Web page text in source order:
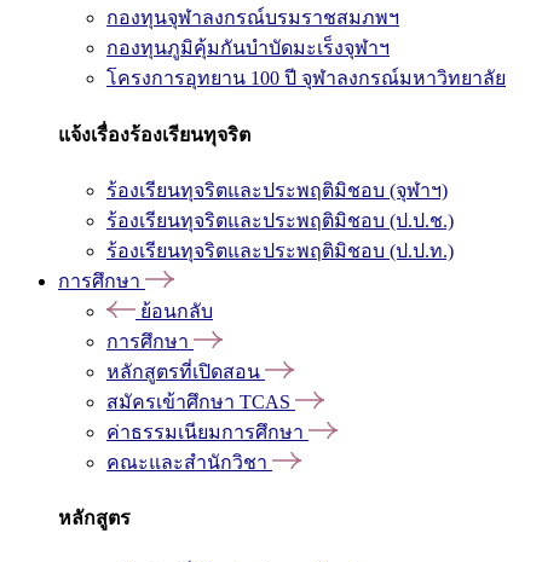
กองทุนจุฬาลงกรณ์บรมราชสมภพฯ
กองทุนภูมิคุ้มกันบำบัดมะเร็งจุฬาฯ
โครงการอุทยาน 100 ปี จุฬาลงกรณ์มหาวิทยาลัย
แจ้งเรื่องร้องเรียนทุจริต
ร้องเรียนทุจริตและประพฤติมิชอบ (จุฬาฯ)
ร้องเรียนทุจริตและประพฤติมิชอบ (ป.ป.ช.)
ร้องเรียนทุจริตและประพฤติมิชอบ (ป.ป.ท.)
การศึกษา
ย้อนกลับ
การศึกษา
หลักสูตรที่เปิดสอน
สมัครเข้าศึกษา TCAS
ค่าธรรมเนียมการศึกษา
คณะและสำนักวิชา
หลักสูตร